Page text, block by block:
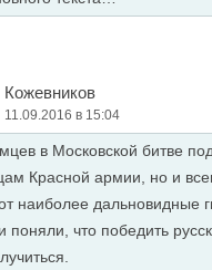
Кожевников
11.09.2016 в 15:04
в Московской битве
Красной армии, но и
наиболее дальновидные
поняли, что победить